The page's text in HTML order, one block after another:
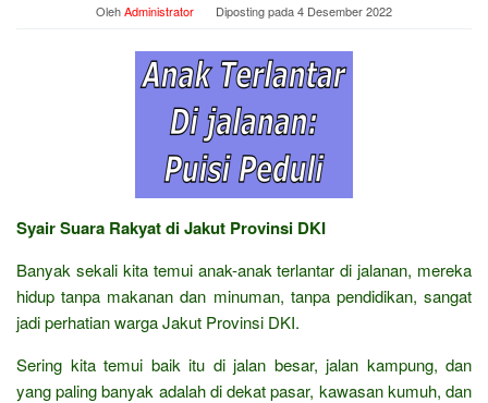
OlehAdministrator Diposting pada4 Desember 2022
Syair Suara Rakyat di Jakut Provinsi DKI
Banyak sekali kita temui anak-anak terlantar di jalanan, mereka
hidup tanpa makanan dan minuman, tanpa pendidikan, sangat
jadi perhatian warga Jakut Provinsi DKI.
Sering kita temui baik itu di jalan besar, jalan kampung, dan
yang paling banyak adalah di dekat pasar, kawasan kumuh, dan